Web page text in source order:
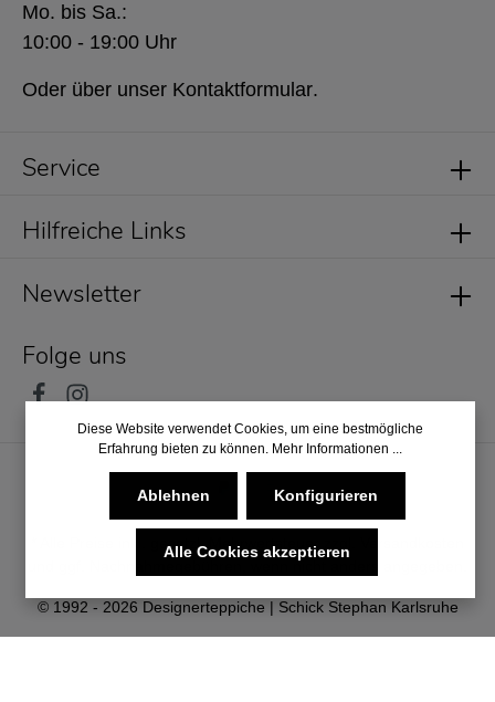
Service
Newsletter
Folge uns
Mo. bis Sa.:
10:00 - 19:00 Uhr
Oder über unser Kontaktformular.
Hilfreiche Links
© 1992 - 2026 Designerteppiche | Schick Stephan Karlsruhe
* Alle Preise inkl. gesetzl. Mehrwertsteuer zzgl.
und ggf. Nachnahmegebühren, wenn nicht anders angegeben.
Diese Website verwendet Cookies, um eine bestmögliche
Erfahrung bieten zu können. Mehr Informationen ...
Ablehnen Konfigurieren
Alle Cookies akzeptieren